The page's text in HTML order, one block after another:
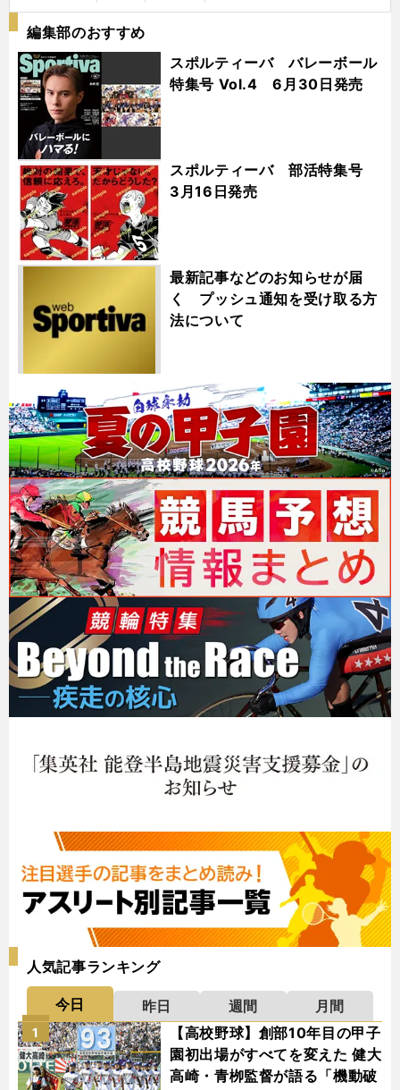
編集部のおすすめ
スポルティーバ バレーボール
特集号 Vol.4 6月30日発売
スポルティーバ 部活特集号
3月16日発売
最新記事などのお知らせが届
く プッシュ通知を受け取る方
法について
人気記事ランキング
今日 昨日 週間
月間
【高校野球】創部10年目の甲子
園初出場がすべてを変えた 健大
高崎・青栁監督が語る「機動破
1